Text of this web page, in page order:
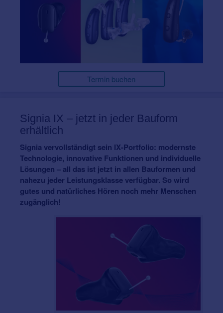
Termin buchen
Signia IX – jetzt in jeder Bauform
erhältlich
Signia vervollständigt sein IX-Portfolio: modernste
Technologie, innovative Funktionen und individuelle
Lösungen – all das ist jetzt in allen Bauformen und
nahezu jeder Leistungsklasse verfügbar. So wird
gutes und natürliches Hören noch mehr Menschen
zugänglich!